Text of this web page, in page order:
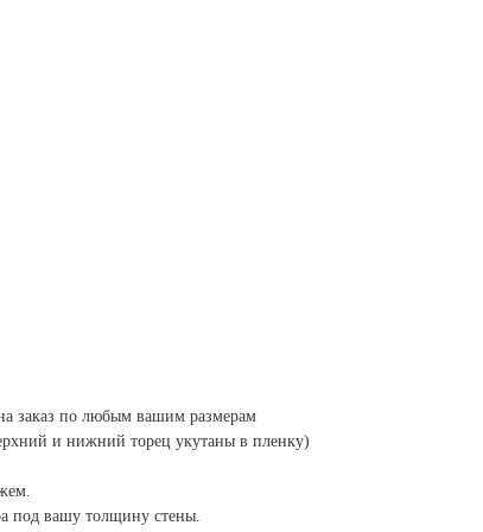
заказ по любым вашим размерам
и нижний торец укутаны в пленку)
под вашу толщину стены.